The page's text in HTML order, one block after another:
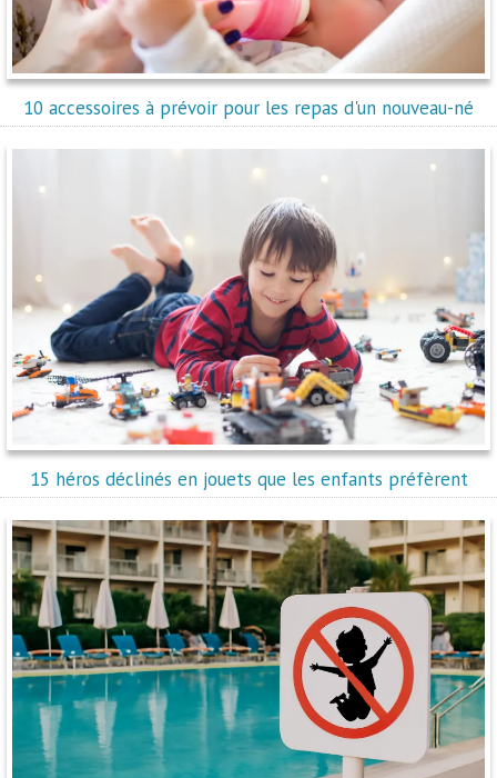
10 accessoires à prévoir pour les repas d'un nouveau-né
15 héros déclinés en jouets que les enfants préfèrent